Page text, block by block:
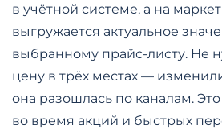
в учётной системе, а на
выгружается актуальное
выбранному прайс-листу. Не
цену в трёх местах —
она разошлась по каналам.
во время акций и быстрых